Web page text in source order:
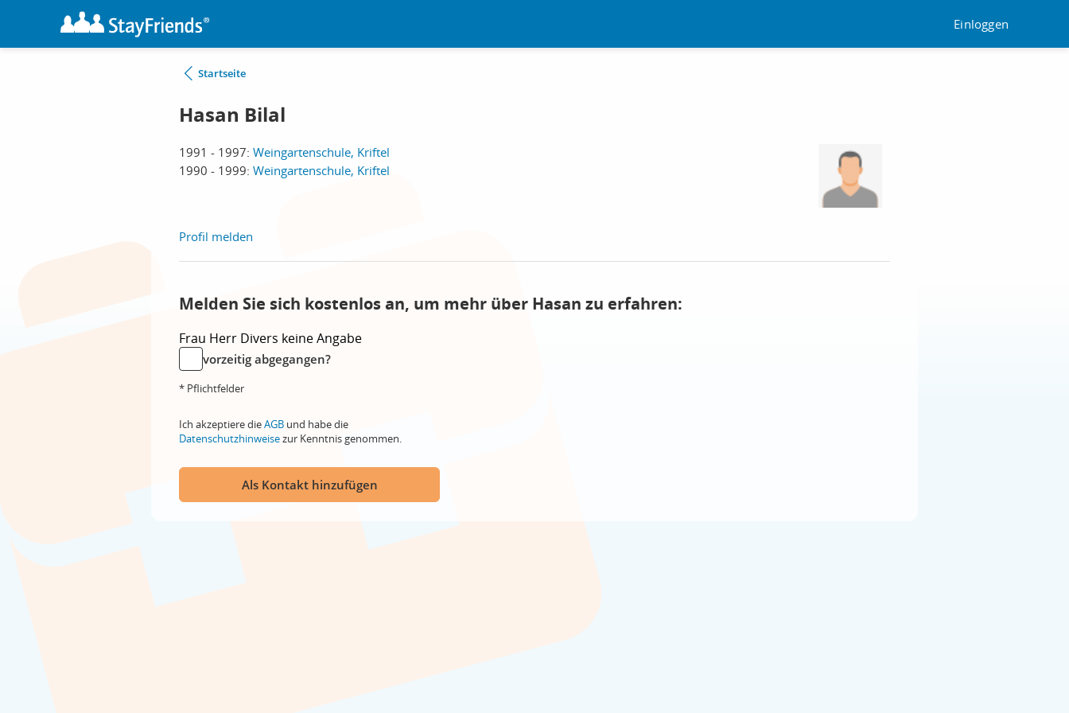
Einloggen
Startseite
Hasan Bilal
1991 - 1997: Weingartenschule, Kriftel
1990 - 1999: Weingartenschule, Kriftel
Profil melden
Melden Sie sich kostenlos an, um mehr über Hasan zu erfahren:
Frau Herr Divers keine Angabe
vorzeitig abgegangen?
* Pflichtfelder
Ich akzeptiere dieAGB und habe die
Datenschutzhinweisezur Kenntnis genommen.
Als Kontakt hinzufügen